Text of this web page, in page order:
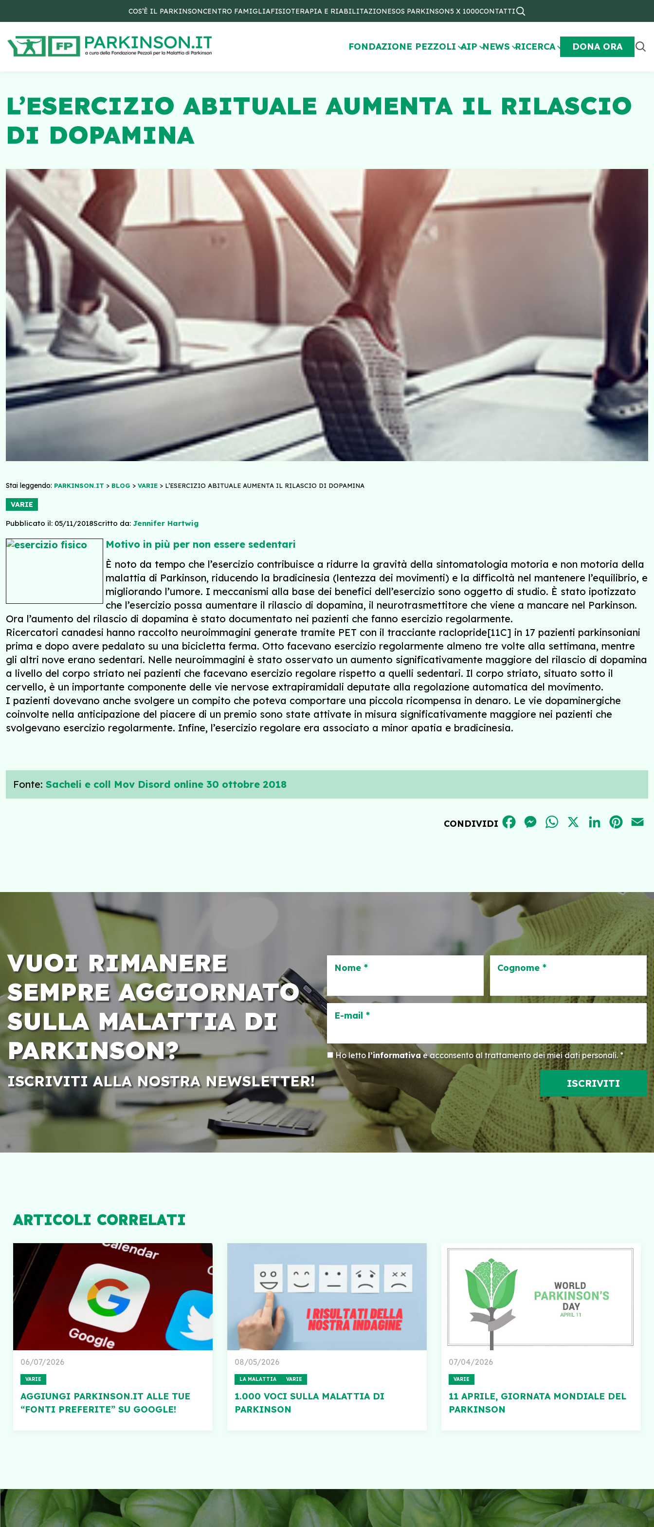
COS’È IL PARKINSONCENTRO FAMIGLIAFISIOTERAPIA E RIABILITAZIONESOS PARKINSON5 X 1000CONTATTI
FONDAZIONE PEZZOLI AIP NEWS RICERCA DONA ORA
L’ESERCIZIO ABITUALE AUMENTA IL RILASCIO
DI DOPAMINA
Stai leggendo: PARKINSON.IT > BLOG > VARIE > L’ESERCIZIO ABITUALE AUMENTA IL RILASCIO DI DOPAMINA
VARIE
Pubblicato il: 05/11/2018Scritto da: Jennifer Hartwig
Motivo in più per non essere sedentari
È noto da tempo che l’esercizio contribuisce a ridurre la gravità della sintomatologia motoria e non motoria della
malattia di Parkinson, riducendo la bradicinesia (lentezza dei movimenti) e la difficoltà nel mantenere l’equilibrio, e
migliorando l’umore. I meccanismi alla base dei benefici dell’esercizio sono oggetto di studio. È stato ipotizzato
che l’esercizio possa aumentare il rilascio di dopamina, il neurotrasmettitore che viene a mancare nel Parkinson.
Ora l’aumento del rilascio di dopamina è stato documentato nei pazienti che fanno esercizio regolarmente.
Ricercatori canadesi hanno raccolto neuroimmagini generate tramite PET con il tracciante raclopride[11C] in 17 pazienti parkinsoniani
prima e dopo avere pedalato su una bicicletta ferma. Otto facevano esercizio regolarmente almeno tre volte alla settimana, mentre
gli altri nove erano sedentari. Nelle neuroimmagini è stato osservato un aumento significativamente maggiore del rilascio di dopamina
a livello del corpo striato nei pazienti che facevano esercizio regolare rispetto a quelli sedentari. Il corpo striato, situato sotto il
cervello, è un importante componente delle vie nervose extrapiramidali deputate alla regolazione automatica del movimento.
I pazienti dovevano anche svolgere un compito che poteva comportare una piccola ricompensa in denaro. Le vie dopaminergiche
coinvolte nella anticipazione del piacere di un premio sono state attivate in misura significativamente maggiore nei pazienti che
svolgevano esercizio regolarmente. Infine, l’esercizio regolare era associato a minor apatia e bradicinesia.
Fonte: Sacheli e coll Mov Disord online 30 ottobre 2018
CONDIVIDI FACEBOOKMESSENGER
WHATSAPPLINKEDIN
VUOI RIMANERE
SEMPRE AGGIORNATO
SULLA MALATTIA DI
PARKINSON?
ISCRIVITI ALLA NOSTRA NEWSLETTER!
Nome * Cognome *
E-mail *
Ho letto l’informativae acconsento al trattamento dei miei dati personali. *
ARTICOLI CORRELATI
06/07/2026
VARIE
AGGIUNGI PARKINSON.IT ALLE TUE
“FONTI PREFERITE” SU GOOGLE!
08/05/2026
LA MALATTIA VARIE
1.000 VOCI SULLA MALATTIA DI
PARKINSON
07/04/2026
VARIE
11 APRILE, GIORNATA MONDIALE DEL
PARKINSON